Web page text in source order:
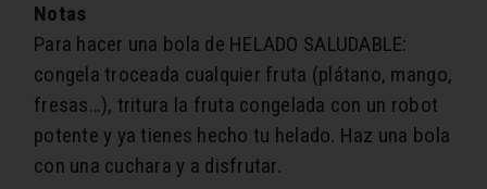
Notas
Para hacer una bola de HELADO SALUDABLE:
congela troceada cualquier fruta (plátano, mango,
fresas…), tritura la fruta congelada con un robot
potente y ya tienes hecho tu helado. Haz una bola
con una cuchara y a disfrutar.